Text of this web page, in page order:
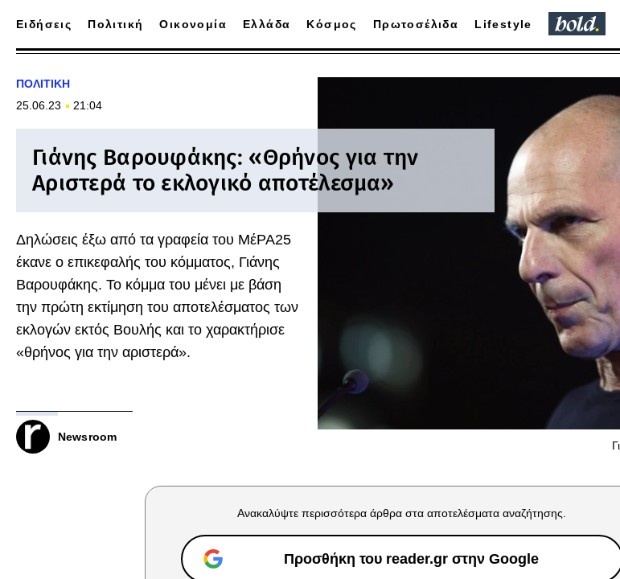
Ειδήσεις Πολιτική Οικονομία Ελλάδα Κόσμος Πρωτοσέλιδα Lifestyle
ΠΟΛΙΤΙΚΗ
25.06.23
21:04
Γιάνης Βαρουφάκης: «Θρήνος για την
Αριστερά το εκλογικό αποτέλεσμα»
Δηλώσεις έξω από τα γραφεία του ΜέΡΑ25
έκανε ο επικεφαλής του κόμματος, Γιάνης
Βαρουφάκης. Το κόμμα του μένει με βάση
την πρώτη εκτίμηση του αποτελέσματος των
εκλογών εκτός Βουλής και το χαρακτήρισε
«θρήνος για την αριστερά».
Newsroom
Ανακαλύψτε περισσότερα άρθρα στα αποτελέσματα αναζήτησης.
Προσθήκη του reader.gr στην Google